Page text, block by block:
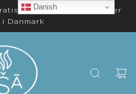
levering på ordrer over
Danmark
Danish